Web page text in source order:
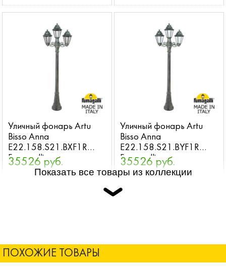
Уличный фонарь Artu
Bisso Anna
E22.158.S21.BXF1R
Fumagalli
35526 руб.
Уличный фонарь Artu
Bisso Anna
E22.158.S21.BYF1R
Fumagalli
35526 руб.
Показать все товары из коллекции
ПОХОЖИЕ ТОВАРЫ